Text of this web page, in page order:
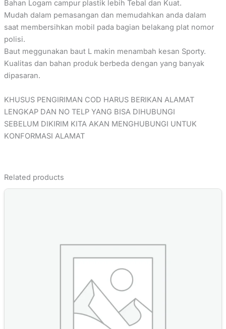
Bahan Logam campur plastik lebih Tebal dan Kuat.
Mudah dalam pemasangan dan memudahkan anda dalam
saat membersihkan mobil pada bagian belakang plat nomor
polisi.
Baut meggunakan baut L makin menambah kesan Sporty.
Kualitas dan bahan produk berbeda dengan yang banyak
dipasaran.
KHUSUS PENGIRIMAN COD HARUS BERIKAN ALAMAT
LENGKAP DAN NO TELP YANG BISA DIHUBUNGI
SEBELUM DIKIRIM KITA AKAN MENGHUBUNGI UNTUK
KONFORMASI ALAMAT
Related products